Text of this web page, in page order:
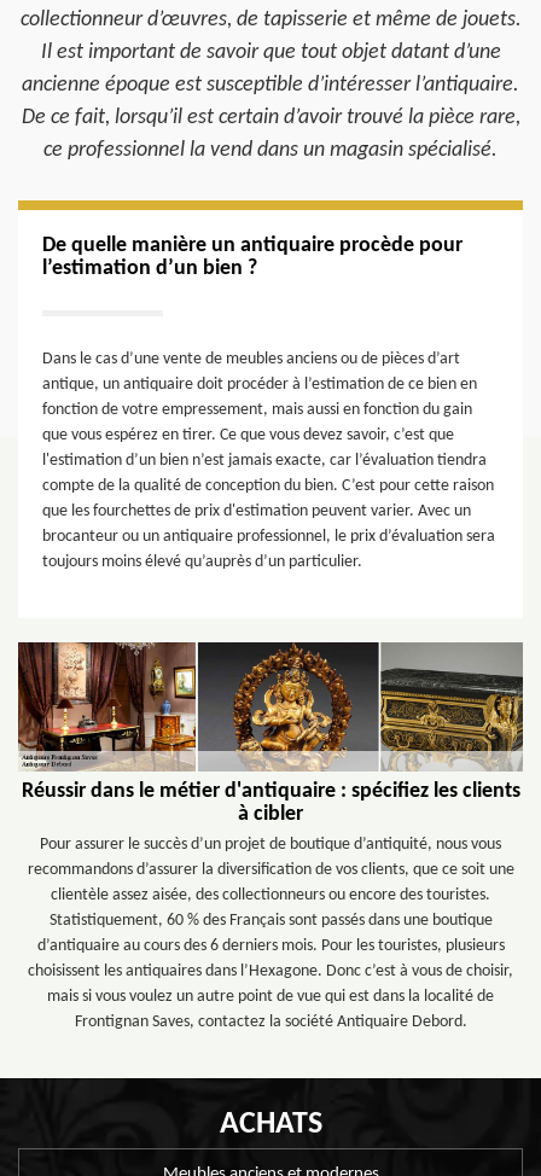
collectionneur d’œuvres, de tapisserie et même de jouets.
Il est important de savoir que tout objet datant d’une
ancienne époque est susceptible d’intéresser l’antiquaire.
De ce fait, lorsqu’il est certain d’avoir trouvé la pièce rare,
ce professionnel la vend dans un magasin spécialisé.
De quelle manière un antiquaire procède pour
l’estimation d’un bien ?
Dans le cas d’une vente de meubles anciens ou de pièces d’art
antique, un antiquaire doit procéder à l’estimation de ce bien en
fonction de votre empressement, mais aussi en fonction du gain
que vous espérez en tirer. Ce que vous devez savoir, c’est que
l'estimation d’un bien n’est jamais exacte, car l’évaluation tiendra
compte de la qualité de conception du bien. C’est pour cette raison
que les fourchettes de prix d'estimation peuvent varier. Avec un
brocanteur ou un antiquaire professionnel, le prix d’évaluation sera
toujours moins élevé qu’auprès d’un particulier.
Réussir dans le métier d'antiquaire : spécifiez les clients
à cibler
Pour assurer le succès d’un projet de boutique d’antiquité, nous vous
recommandons d’assurer la diversification de vos clients, que ce soit une
clientèle assez aisée, des collectionneurs ou encore des touristes.
Statistiquement, 60 % des Français sont passés dans une boutique
d’antiquaire au cours des 6 derniers mois. Pour les touristes, plusieurs
choisissent les antiquaires dans l’Hexagone. Donc c’est à vous de choisir,
mais si vous voulez un autre point de vue qui est dans la localité de
Frontignan Saves, contactez la société Antiquaire Debord.
ACHATS